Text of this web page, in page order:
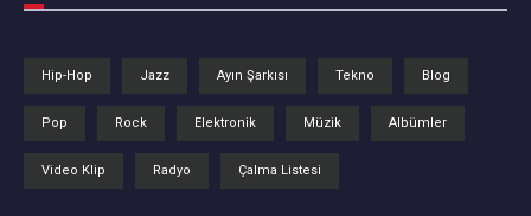
Hip-Hop Jazz Ayın Şarkısı Tekno Blog
Pop Rock Elektronik Müzik Albümler
Video Klip Radyo Çalma Listesi